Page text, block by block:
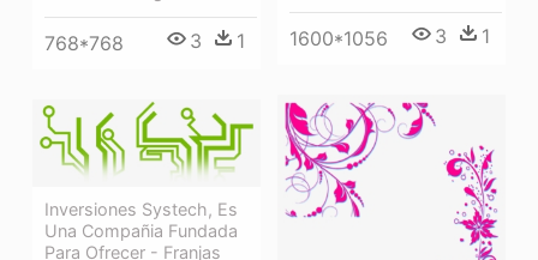
768*768 3 1 1600*1056 3 1
Inversiones Systech, Es
Una Compañia Fundada
Para Ofrecer - Franjas